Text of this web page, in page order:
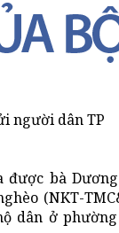
người dân TP
được bà
(NKT-
dân ở